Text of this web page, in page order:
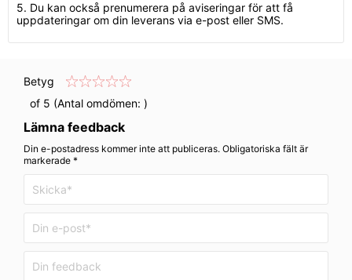
5. Du kan också prenumerera på aviseringar för att få
uppdateringar om din leverans via e-post eller SMS.
Betyg
of 5 (Antal omdömen: )
Lämna feedback
Din e-postadress kommer inte att publiceras. Obligatoriska fält är
markerade *